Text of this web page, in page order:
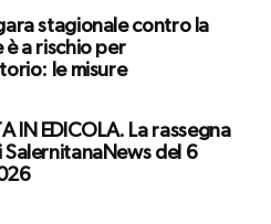
stagionale contro la
è a rischio per
le misure
IN EDICOLA. La rassegna
SalernitanaNews del 6